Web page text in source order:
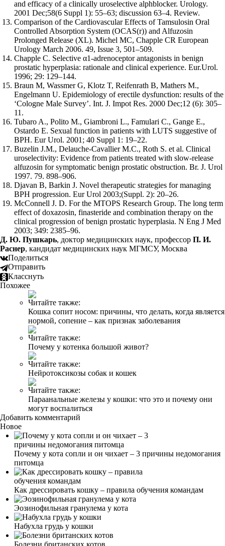
and efficacy of a clinically uroselective alphblocker. Urology.
2001 Dec;58(6 Suppl 1): 55–63; discussion 63–4. Review.
Comparison of the Cardiovascular Effects of Tamsulosin Oral
Controlled Absorption System (OCAS(r)) and Alfuzosin
Prolonged Release (XL). Michel MC, Chapple CR European
Urology March 2006. 49, Issue 3, 501–509.
Chapple C. Selective α1-adrenoceptor antagonists in benign
prostatic hyperplasia: rationale and clinical experience. Eur.Urol.
1996; 29: 129–144.
Braun M, Wassmer G, Klotz T, Reifenrath B, Mathers M.,
Engelmann U. Epidemiology of erectile dysfunction: results of the
‘Cologne Male Survey’. Int. J. Impot Res. 2000 Dec;12 (6): 305–
11.
Tubaro A., Polito M., Giambroni L., Famulari C., Gange E.,
Ostardo E. Sexual function in patients with LUTS suggestive of
BPH. Eur Urol. 2001; 40 Suppl 1: 19–22.
Buzelin J.M., Delauche-Cavallier M.C., Roth S. et al. Clinical
uroselectivity: Evidence from patients treated with slow-release
alfuzosin for symptomatic benign prostatic obstruction. Br. J. Urol
1997. 79. 898–906.
Djavan B, Barkin J. Novel therapeutic strategies for managing
BPH progression. Eur Urol 2003;(Suppl. 2): 20–26.
McConnell J. D. For the MTOPS Research Group. The long term
effect of doxazosin, finasteride and combination therapy on the
clinical progression of benign prostatic hyperplasia. N Eng J Med
2003; 349: 2385–96.
Д. Ю. Пушкарь, доктор медицинских наук, профессор П. И.
Раснер, кандидат медицинских наук МГМСУ, Москва
Поделиться
Отправить
Класснуть
Похожее
Читайте также:
Кошка сопит носом: причины, что делать, когда является
нормой, сопение – как признак заболевания
Читайте также:
Почему у котенка большой живот?
Читайте также:
Нейротоксикозы собак и кошек
Читайте также:
Параанальные железы у кошки: что это и почему они
могут воспалиться
Добавить комментарий
Новое
Почему у кота сопли и он чихает – 3 причины недомогания
питомца
Как дрессировать кошку – правила обучения командам
Эозинофильная гранулема у кота
Набухла грудь у кошки
Болезни британских котов